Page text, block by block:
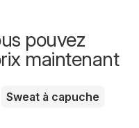
pouvez
maintenant
Sweat à capuche